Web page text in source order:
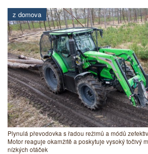
z domova
Plynulá převodovka s řadou režimů a módů
Motor reaguje okamžitě a poskytuje vysoký točivý
nízkých otáček